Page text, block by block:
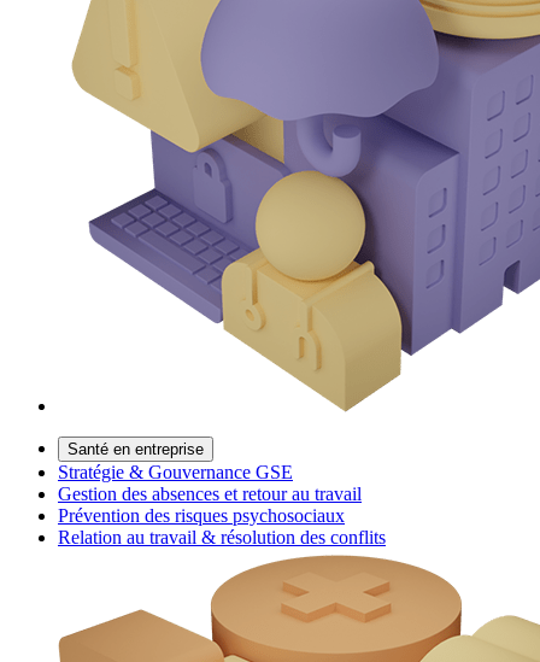
Santé en entreprise
Stratégie & Gouvernance GSE
Gestion des absences et retour au travail
Prévention des risques psychosociaux
Relation au travail & résolution des conflits